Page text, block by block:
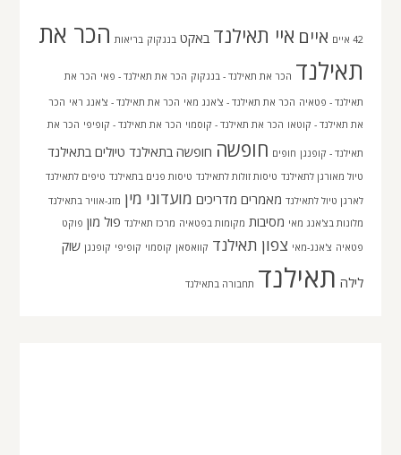
42 איים איים איי תאילנד באקט בנגקוק בריאות הכר את
תאילנד הכר את תאילנד - בנגקוק הכר את תאילנד - פאי הכר את
תאילנד - פטאיה הכר את תאילנד - צ'אנג מאי הכר את תאילנד - צ'אנג ראי הכר
את תאילנד - קוטאו הכר את תאילנד - קוסמוי הכר את תאילנד - קופיפי הכר את
תאילנד - קופנגן חופים חופשה חופשה בתאילנד טיולים בתאילנד
טיול מאורגן לתאילנד טיסות זולות לתאילנד טיסות פנים בתאילנד טיפים לתאילנד
לארגן טיול לתאילנד מאמרים מדריכים מועדוני מין מזג-אוויר בתאילנד
מלונות בצ'אנג מאי מסיבות מקומות בפטאיה מרכז תאילנד פול מון פוקט
פטאיה צ'אנג-מאי צפון תאילנד קוואסאן קוסמוי קופיפי קופנגן שוק
לילה תאילנד תחבורה בתאילנד